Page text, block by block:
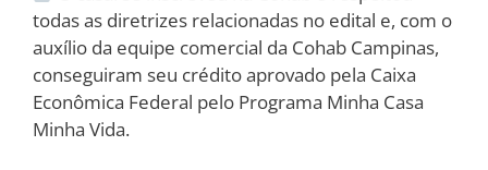
todas as diretrizes relacionadas no edital e, com o
auxílio da equipe comercial da Cohab Campinas,
conseguiram seu crédito aprovado pela Caixa
Econômica Federal pelo Programa Minha Casa
Minha Vida.